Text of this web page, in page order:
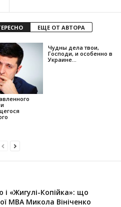
ЕЩЕ ОТ АВТОРА
Чудны дела твои,
Господи, и особенно в
Украине…
і «Жигулі-Копійка»: що
МВА Микола Вініченко